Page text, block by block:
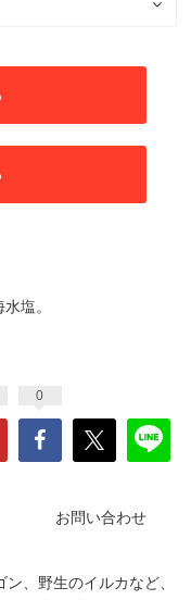
塩。
0
お問い合わせ
、野生のイルカなど、